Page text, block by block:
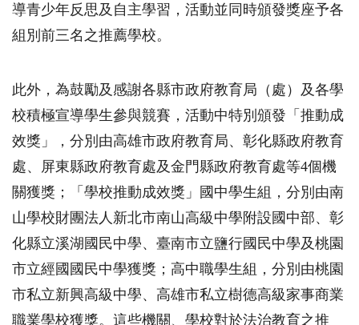
導青少年反思及自主學習，活動並同時頒發獎座予各
組別前三名之推薦學校。
此外，為鼓勵及感謝各縣市政府教育局（處）及各學
校積極宣導學生參與競賽，活動中特別頒發「推動成
效獎」，分別由高雄市政府教育局、彰化縣政府教育
處、屏東縣政府教育處及金門縣政府教育處等4個機
關獲獎；「學校推動成效獎」國中學生組，分別由南
山學校財團法人新北市南山高級中學附設國中部、彰
化縣立溪湖國民中學、臺南市立鹽行國民中學及桃園
市立經國國民中學獲獎；高中職學生組，分別由桃園
市私立新興高級中學、高雄市私立樹德高級家事商業
職業學校獲獎。這些機關、學校對於法治教育之推